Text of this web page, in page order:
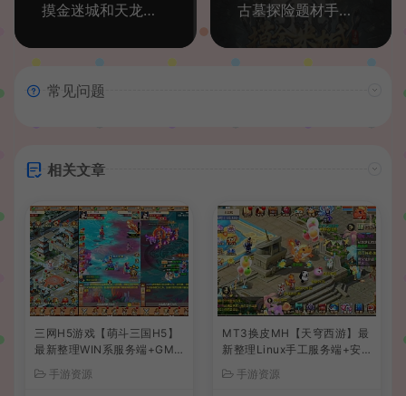
摸金迷城和天龙荣耀客户端解密工具+详细视频教程
古墓探险题材手游【摸金迷城免编译版】最新整理Linux手工服务端+安卓苹果双端+运营后台+GM授权后台+详细搭建教程
常见问题
相关文章
三网H5游戏【萌斗三国H5】
最新整理WIN系服务端+GM
手游资源
MT3换皮MH【天穹西游】最
新整理Linux手工服务端+安
建教程+全套源码+视频教程
手游资源